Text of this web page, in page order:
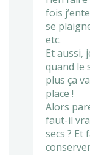
fois
se
etc.
Et aussi,
quand le
plus ça
place !
Alors
faut-il
secs ? Et